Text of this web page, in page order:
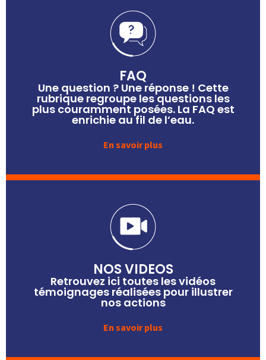
FAQ
Une question ? Une réponse ! Cette
rubrique regroupe les questions les
plus couramment posées. La FAQ est
enrichie au fil de l’eau.
En savoir plus
NOS VIDEOS
Retrouvez ici toutes les vidéos
témoignages réalisées pour illustrer
nos actions
En savoir plus